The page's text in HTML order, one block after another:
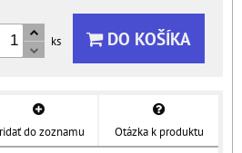
ks DO KOŠÍKA
do zoznamu
Otázka k produktu